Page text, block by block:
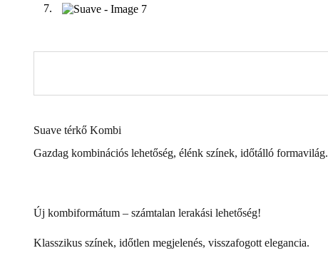
Suave térkő Kombi
Gazdag kombinációs lehetőség, élénk színek, időtálló formavilág.
Új kombiformátum – számtalan lerakási lehetőség!
Klasszikus színek, időtlen megjelenés, visszafogott elegancia.